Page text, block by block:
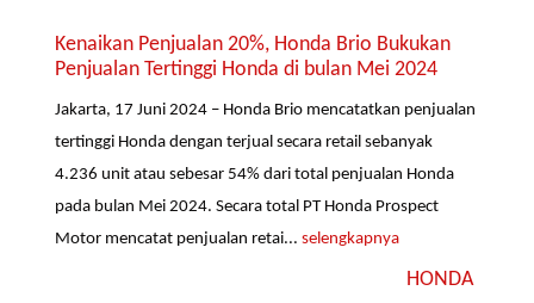
Kenaikan Penjualan 20%, Honda Brio Bukukan
Penjualan Tertinggi Honda di bulan Mei 2024
Jakarta, 17 Juni 2024 – Honda Brio mencatatkan penjualan
tertinggi Honda dengan terjual secara retail sebanyak
4.236 unit atau sebesar 54% dari total penjualan Honda
pada bulan Mei 2024. Secara total PT Honda Prospect
Motor mencatat penjualan retai...selengkapnya
HONDA